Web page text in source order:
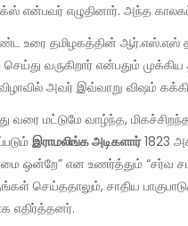
என்பவர் எழுதினார். அந்த
செய்து வருகிறார் என்பதும்
அவர் இவ்வாறு விஷம்
வரை மட்டுமே வாழ்ந்த,
இராமலிங்கஅடிகளார்1823
ஒன்றே” என உணர்த்தும் “சர்வ
செய்ததாலும், சாதிய
எதிர்த்தனர்.